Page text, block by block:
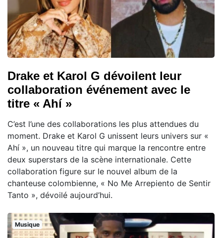
Drake et Karol G dévoilent leur
collaboration événement avec le
titre « Ahí »
C’est l’une des collaborations les plus attendues du
moment. Drake et Karol G unissent leurs univers sur «
Ahí », un nouveau titre qui marque la rencontre entre
deux superstars de la scène internationale. Cette
collaboration figure sur le nouvel album de la
chanteuse colombienne, « No Me Arrepiento de Sentir
Tanto », dévoilé aujourd’hui.
Musique